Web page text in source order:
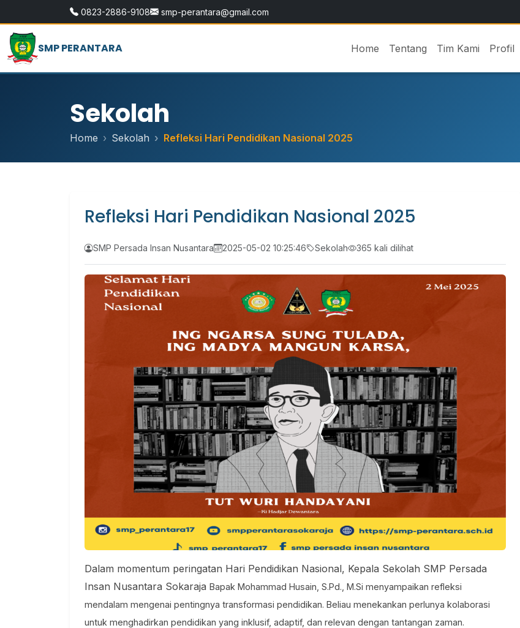
0823-2886-9108 smp-perantara@gmail.com
SMP PERANTARA Home Tentang Tim Kami Profil
Sekolah
Home Sekolah Refleksi Hari Pendidikan Nasional 2025
Refleksi Hari Pendidikan Nasional 2025
SMP Persada Insan Nusantara 2025-05-02 10:25:46 Sekolah 365 kali dilihat
Dalam momentum peringatan Hari Pendidikan Nasional, Kepala Sekolah SMP Persada
Insan Nusantara Sokaraja Bapak Mohammad Husain, S.Pd., M.Si menyampaikan refleksi
mendalam mengenai pentingnya transformasi pendidikan. Beliau menekankan perlunya kolaborasi
untuk menghadirkan pendidikan yang inklusif, adaptif, dan relevan dengan tantangan zaman.